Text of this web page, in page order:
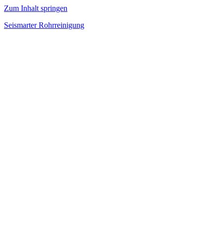
Zum Inhalt springen
Seismarter Rohrreinigung